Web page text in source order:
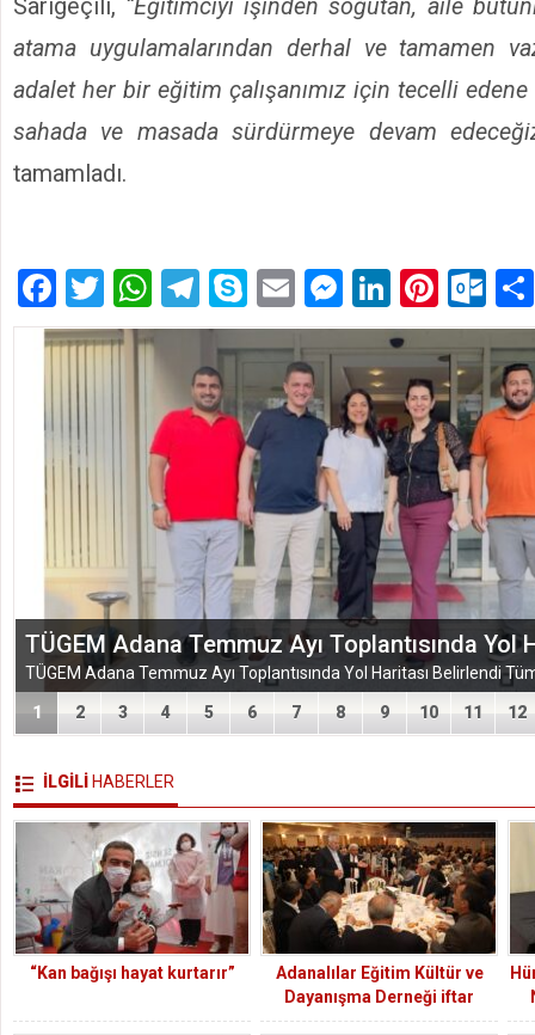
Sarıgeçili, “Eğitimciyi işinden soğutan, aile
atama uygulamalarından derhal ve tamamen
adalet her bir eğitim çalışanımız için tecelli
sahada ve masada sürdürmeye devam
tamamladı.
Facebook
Twitter
WhatsApp
Telegram
SkypeEmailMessenger
LinkedIn
EĞİTİM-BİR-SEN ADANA ŞUBESİ’NDEN
VEFA VE DAYANIŞMA ÇIKARMASI
1 2 3 4 5 6 7 8 9 10 11 12
İLGİLİ HABERLER
“Kan bağışı hayat kurtarır”
Adanalılar Eğitim Kültür ve
Dayanışma Derneği iftar
davetinde Adanalıları